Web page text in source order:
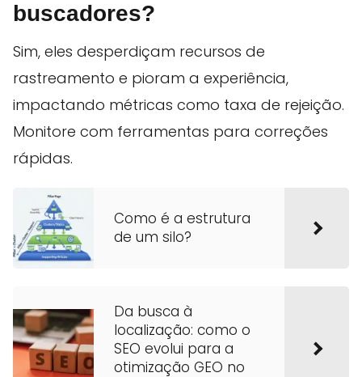
buscadores?
Sim, eles desperdiçam recursos de
rastreamento e pioram a experiência,
impactando métricas como taxa de rejeição.
Monitore com ferramentas para correções
rápidas.
Como é a estrutura
de um silo?
Da busca à
localização: como o
SEO evolui para a
otimização GEO no